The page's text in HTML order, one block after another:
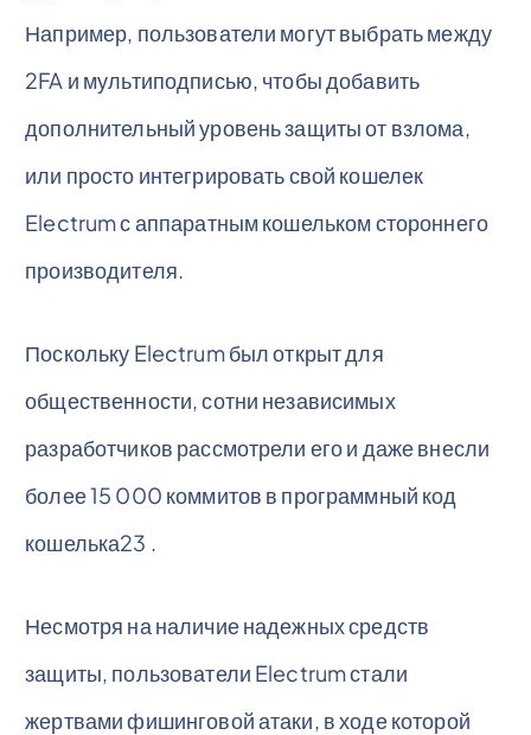
Например, пользователи могут выбрать между
2FA и мультиподписью, чтобы добавить
дополнительный уровень защиты от взлома,
или просто интегрировать свой кошелек
Electrum с аппаратным кошельком стороннего
производителя.
Поскольку Electrum был открыт для
общественности, сотни независимых
разработчиков рассмотрели его и даже внесли
более 15 000 коммитов в программный код
кошелька23 .
Несмотря на наличие надежных средств
защиты, пользователи Electrum стали
жертвами фишинговой атаки, в ходе которой